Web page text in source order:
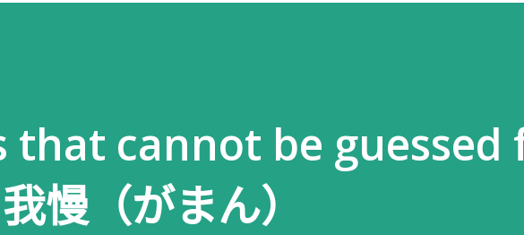
以为，把入札仕様書交给工作人员
人员告诉我： 入札仕様書最后一页
手续才算正式完成。 也就是说，仅
that cannot be guessed
慢（がまん）